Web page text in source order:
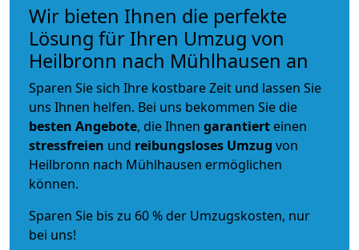
Wir bieten Ihnen die perfekte
Lösung für Ihren Umzug von
Heilbronn nach Mühlhausen an
Sparen Sie sich Ihre kostbare Zeit und lassen Sie
uns Ihnen helfen. Bei uns bekommen Sie die
besten Angebote, die Ihnen garantiert einen
stressfreien und reibungsloses Umzug von
Heilbronn nach Mühlhausen ermöglichen
können.
Sparen Sie bis zu 60 % der Umzugskosten, nur
bei uns!